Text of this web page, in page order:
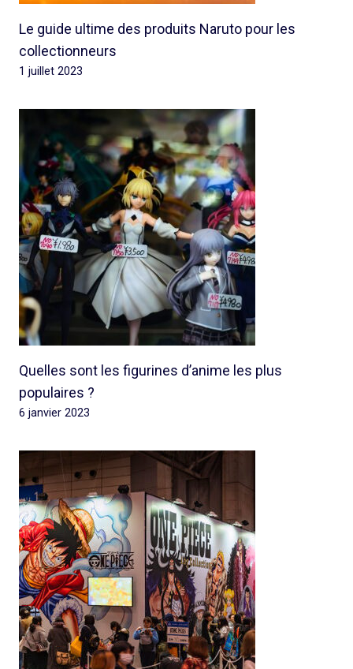
Le guide ultime des produits Naruto pour les
collectionneurs
1 juillet 2023
Quelles sont les figurines d’anime les plus
populaires ?
6 janvier 2023